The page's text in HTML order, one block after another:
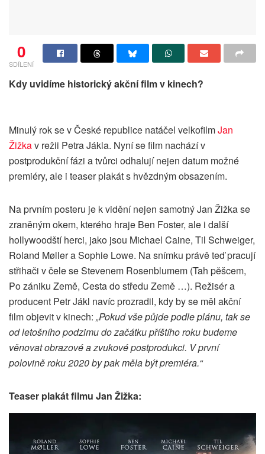
0
SDÍLENÍ
Kdy uvidíme historický akční film v kinech?
Minulý rok se v České republice natáčel velkofilmJan
Žižkav režii Petra Jákla. Nyní se film nachází v
postprodukční fázi a tvůrci odhalují nejen datum možné
premiéry, ale i teaser plakát s hvězdným obsazením.
Na prvním posteru je k vidění nejen samotný Jan Žižka se
zraněným okem, kterého hraje Ben Foster, ale i další
hollywoodští herci, jako jsou Michael Caine, Til Schweiger,
Roland Møller a Sophie Lowe. Na snímku právě teď pracují
střihači v čele se Stevenem Rosenblumem (Tah pěšcem,
Po zániku Země, Cesta do středu Země …). Režisér a
producent Petr Jákl navíc prozradil, kdy by se měl akční
film objevit v kinech: „Pokud vše půjde podle plánu, tak se
od letošního podzimu do začátku příštího roku budeme
věnovat obrazové a zvukové postprodukci. V první
polovině roku 2020 by pak měla být premiéra.“
Teaser plakát filmu Jan Žižka: